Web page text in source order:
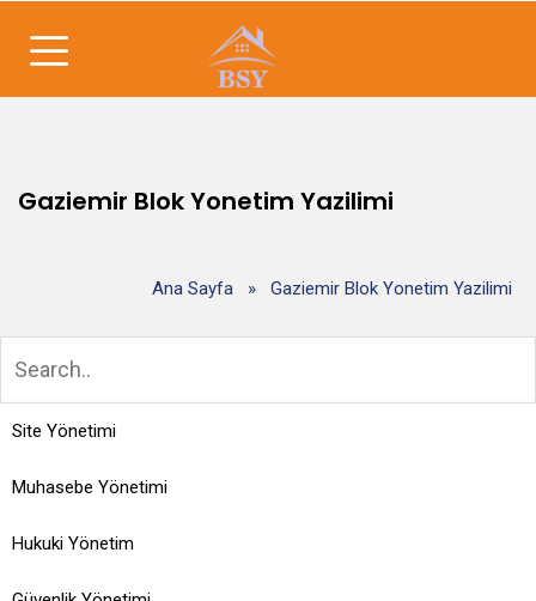
Gaziemir Blok Yonetim Yazilimi
Ana Sayfa » Gaziemir Blok Yonetim Yazilimi
Site Yönetimi
Muhasebe Yönetimi
Hukuki Yönetim